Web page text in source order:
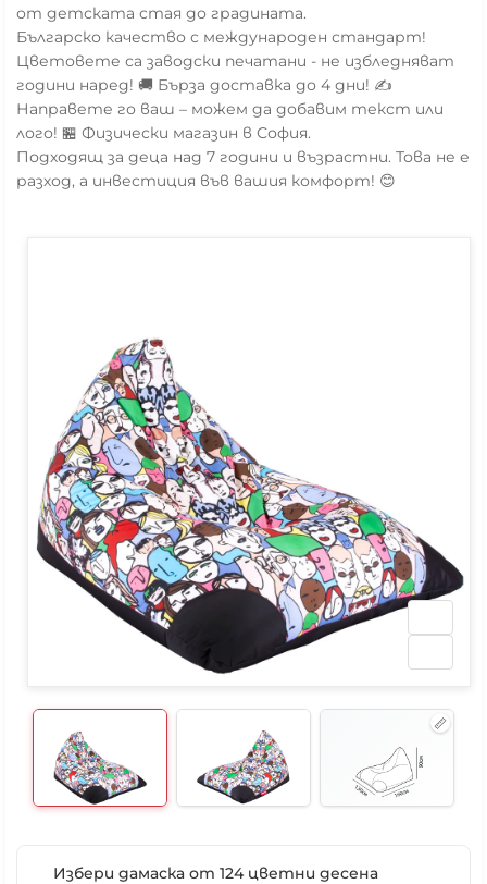
от детската стая до градината.
Българско качество с международен стандарт!
Цветовете са заводски печатани - не избледняват
години наред! 🚚 Бърза доставка до 4 дни! ✍️
Направете го ваш – можем да добавим текст или
лого! 🏪 Физически магазин в София.
Подходящ за деца над 7 години и възрастни. Това не е
разход, а инвестиция във вашия комфорт! 😊
Избери дамаска от 124 цветни десена